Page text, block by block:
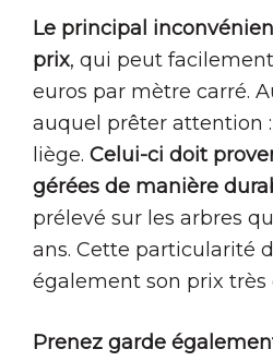
Le principal
prix, qui peut
euros par mètre carré.
auquel prêter attention
liège. Celui-ci doit
gérées de manière
prélevé sur les arbres
ans. Cette particularité
également son prix très
Prenez garde